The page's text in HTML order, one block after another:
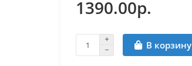
1390.00р.
В корзину